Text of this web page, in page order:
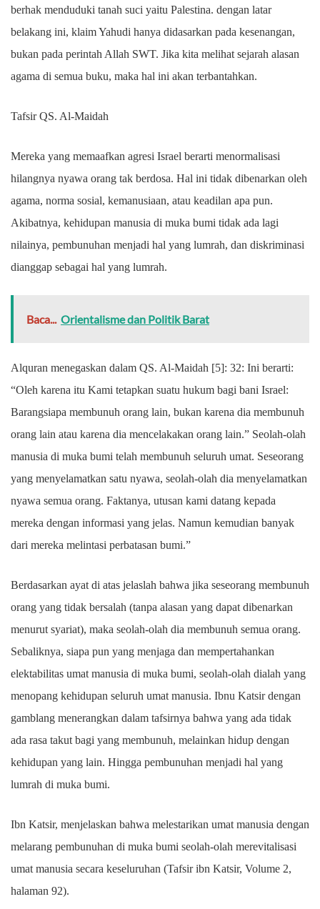
berhak menduduki tanah suci yaitu Palestina. dengan latar
belakang ini, klaim Yahudi hanya didasarkan pada kesenangan,
bukan pada perintah Allah SWT. Jika kita melihat sejarah alasan
agama di semua buku, maka hal ini akan terbantahkan.
Tafsir QS. Al-Maidah
Mereka yang memaafkan agresi Israel berarti menormalisasi
hilangnya nyawa orang tak berdosa. Hal ini tidak dibenarkan oleh
agama, norma sosial, kemanusiaan, atau keadilan apa pun.
Akibatnya, kehidupan manusia di muka bumi tidak ada lagi
nilainya, pembunuhan menjadi hal yang lumrah, dan diskriminasi
dianggap sebagai hal yang lumrah.
Baca... Orientalisme dan Politik Barat
Alquran menegaskan dalam QS. Al-Maidah [5]: 32: Ini berarti:
“Oleh karena itu Kami tetapkan suatu hukum bagi bani Israel:
Barangsiapa membunuh orang lain, bukan karena dia membunuh
orang lain atau karena dia mencelakakan orang lain.” Seolah-olah
manusia di muka bumi telah membunuh seluruh umat. Seseorang
yang menyelamatkan satu nyawa, seolah-olah dia menyelamatkan
nyawa semua orang. Faktanya, utusan kami datang kepada
mereka dengan informasi yang jelas. Namun kemudian banyak
dari mereka melintasi perbatasan bumi.”
Berdasarkan ayat di atas jelaslah bahwa jika seseorang membunuh
orang yang tidak bersalah (tanpa alasan yang dapat dibenarkan
menurut syariat), maka seolah-olah dia membunuh semua orang.
Sebaliknya, siapa pun yang menjaga dan mempertahankan
elektabilitas umat manusia di muka bumi, seolah-olah dialah yang
menopang kehidupan seluruh umat manusia. Ibnu Katsir dengan
gamblang menerangkan dalam tafsirnya bahwa yang ada tidak
ada rasa takut bagi yang membunuh, melainkan hidup dengan
kehidupan yang lain. Hingga pembunuhan menjadi hal yang
lumrah di muka bumi.
Ibn Katsir, menjelaskan bahwa melestarikan umat manusia dengan
melarang pembunuhan di muka bumi seolah-olah merevitalisasi
umat manusia secara keseluruhan (Tafsir ibn Katsir, Volume 2,
halaman 92).